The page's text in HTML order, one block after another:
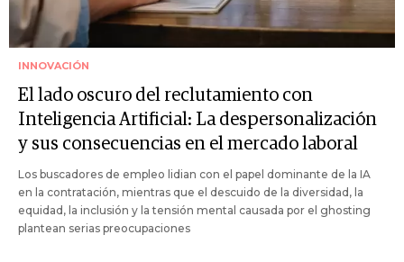
INNOVACIÓN
El lado oscuro del reclutamiento con
Inteligencia Artificial: La despersonalización
y sus consecuencias en el mercado laboral
Los buscadores de empleo lidian con el papel dominante de la IA
en la contratación, mientras que el descuido de la diversidad, la
equidad, la inclusión y la tensión mental causada por el ghosting
plantean serias preocupaciones